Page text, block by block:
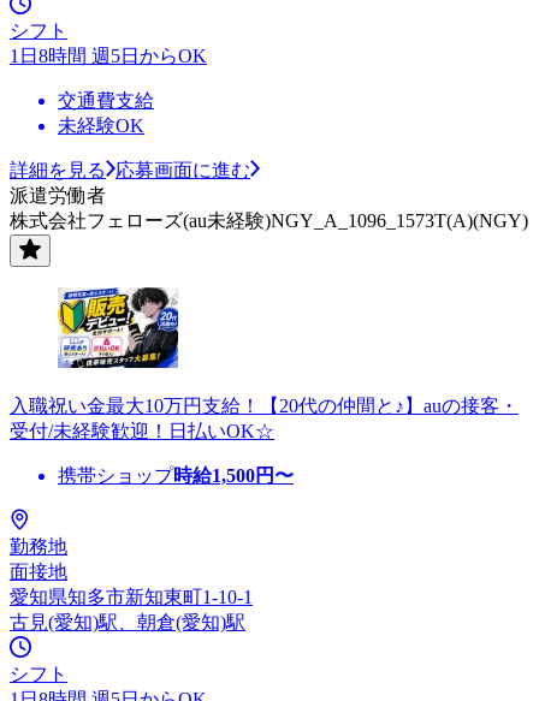
シフト
1日8時間 週5日からOK
交通費支給
未経験OK
詳細を見る
応募画面に進む
派遣労働者
株式会社フェローズ(au未経験)NGY_A_1096_1573T(A)(NGY)
入職祝い金最大10万円支給！【20代の仲間と♪】auの接客・
受付/未経験歓迎！日払いOK☆
携帯ショップ時給1,500円〜
勤務地
面接地
愛知県知多市新知東町1-10-1
古見(愛知)駅、朝倉(愛知)駅
シフト